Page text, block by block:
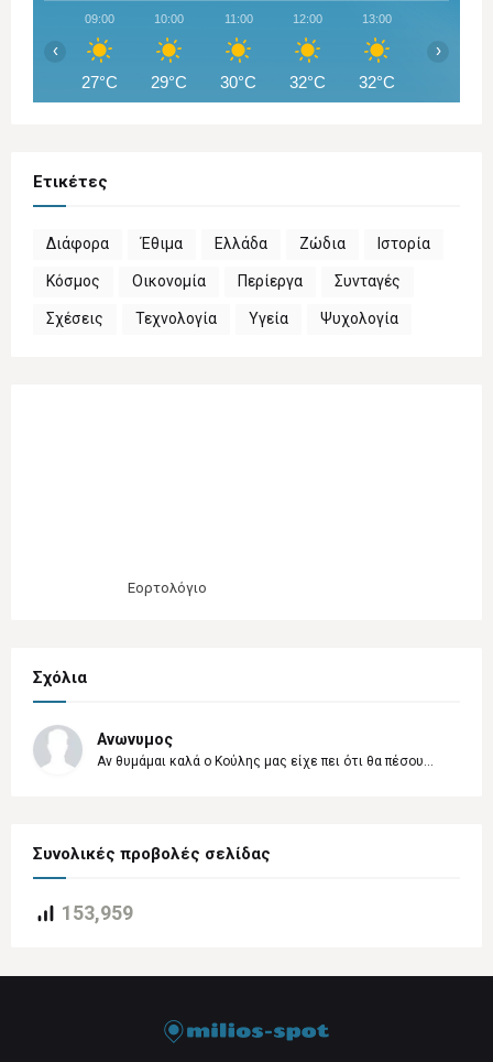
09:00
27°C
10:00
29°C
11:00
30°C
12:00
32°C
13:00
32°C
‹ ›
Ετικέτες
Διάφορα Έθιμα Ελλάδα Ζώδια Ιστορία
Κόσμος Οικονομία Περίεργα Συνταγές
Σχέσεις Τεχνολογία Υγεία Ψυχολογία
Εορτολόγιο
Σχόλια
Ανωνυμος
Αν θυμάμαι καλά ο Κούλης μας είχε πει ότι θα πέσου...
Συνολικές προβολές σελίδας
153,959